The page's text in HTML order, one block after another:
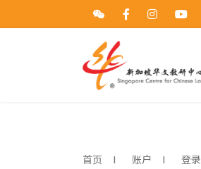
首页 账户 登录